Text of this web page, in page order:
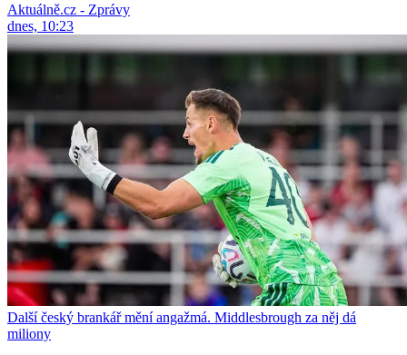
Aktuálně.cz - Zprávy
dnes, 10:23
Další český brankář mění angažmá. Middlesbrough za něj dá
miliony